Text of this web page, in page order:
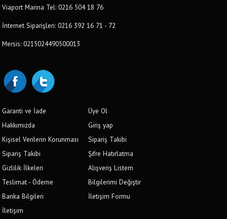
Viaport Marina Tel: 0216 504 18 76
İnternet Siparişleri: 0216 392 16 71 - 72
Mersis: 0215024490500013
Garanti ve İade
Hakkımızda
Kişisel Verilerin Korunması
Sipariş Takibi
Gizlilik İlkeleri
Teslimat - Ödeme
Banka Bilgileri
İletişim
Üye Ol
Giriş yap
Sipariş Takibi
Şifre Hatırlatma
Alışveriş Listem
Bilgilerimi Değiştir
İletişim Formu